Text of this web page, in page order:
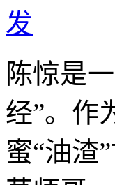
发
陈惊是
经”。作
蜜“油渣